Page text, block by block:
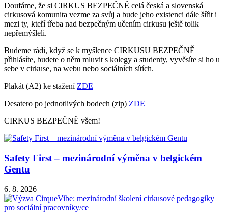
Doufáme, že si CIRKUS BEZPEČNĚ celá česká a slovenská
cirkusová komunita vezme za svůj a bude jeho existenci dále šířit i
mezi ty, kteří třeba nad bezpečným učením cirkusu ještě tolik
nepřemýšleli.
Budeme rádi, když se k myšlence CIRKUSU BEZPEČNĚ
přihlásíte, budete o něm mluvit s kolegy a studenty, vyvěsíte si ho u
sebe v cirkuse, na webu nebo sociálních sítích.
Plakát (A2) ke stažení ZDE
Desatero po jednotlivých bodech (zip) ZDE
CIRKUS BEZPEČNĚ všem!
Safety First – mezinárodní výměna v belgickém
Gentu
6. 8. 2026